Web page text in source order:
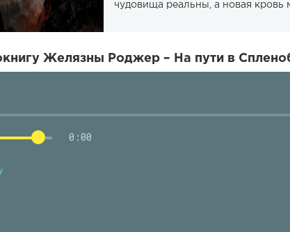
чудовища реальны, а новая
Желязны Роджер – На пути в
0:00